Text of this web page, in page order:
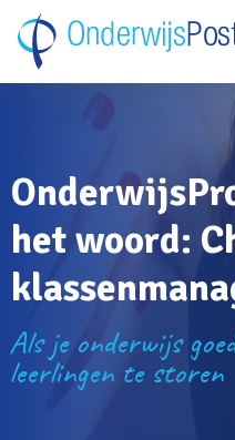
27
het woord:
Als je onderwijs
leerlingen te storen